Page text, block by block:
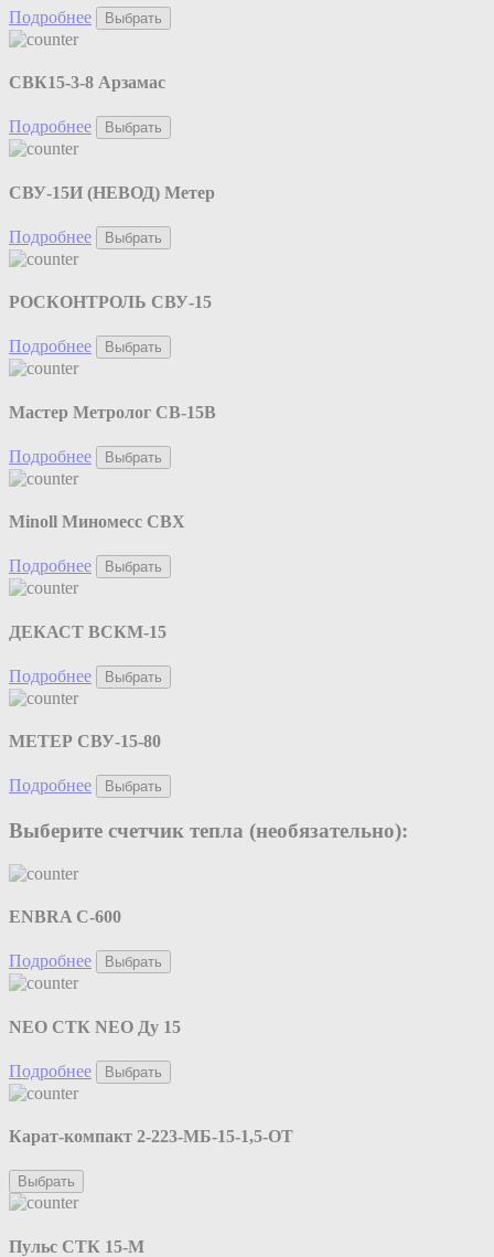
Подробнее Выбрать
СВК15-3-8 Арзамас
Подробнее Выбрать
СВУ-15И (НЕВОД) Метер
Подробнее Выбрать
РОСКОНТРОЛЬ СВУ-15
Подробнее Выбрать
Мастер Метролог СВ-15В
Подробнее Выбрать
Minoll Миномесс СВХ
Подробнее Выбрать
ДЕКАСТ ВСКМ-15
Подробнее Выбрать
МЕТЕР СВУ-15-80
Подробнее Выбрать
Выберите счетчик тепла (необязательно):
ENBRA C-600
Подробнее Выбрать
NEO CТК NEO Ду 15
Подробнее Выбрать
Карат-компакт 2-223-МБ-15-1,5-ОТ
Выбрать
Пульс СТК 15-М